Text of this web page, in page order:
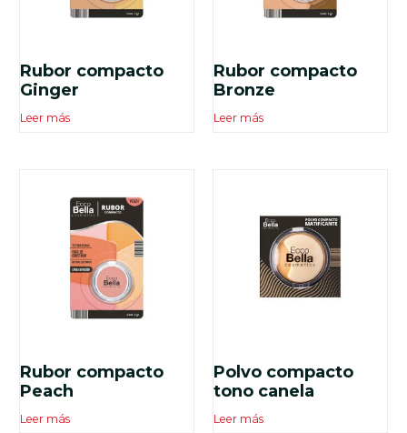
Rubor compacto
Ginger
Leer más
Rubor compacto
Bronze
Leer más
Rubor compacto
Peach
Leer más
Polvo compacto
tono canela
Leer más